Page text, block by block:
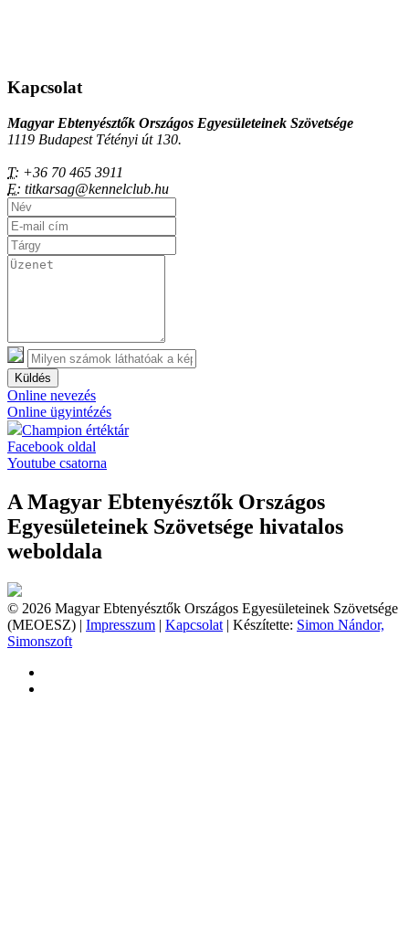
Kapcsolat
Magyar Ebtenyésztők Országos Egyesületeinek Szövetsége
1119 Budapest Tétényi út 130.
T: +36 70 465 3911
E: titkarsag@kennelclub.hu
Küldés
Online nevezés
Online ügyintézés
Champion értéktár
Facebook oldal
Youtube csatorna
A Magyar Ebtenyésztők Országos
Egyesületeinek Szövetsége hivatalos
weboldala
© 2026 Magyar Ebtenyésztők Országos Egyesületeinek Szövetsége
(MEOESZ) | Impresszum | Kapcsolat | Készítette: Simon Nándor,
Simonszoft